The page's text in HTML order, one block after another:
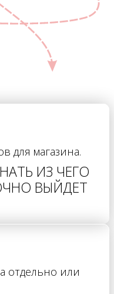
для магазина.
ИЗ ЧЕГО
ВЫЙДЕТ
отдельно или